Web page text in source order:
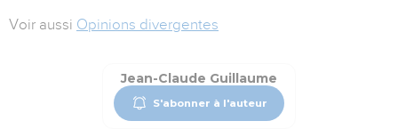
Voir aussi Opinions divergentes
Jean-Claude Guillaume
S'abonner à l'auteur